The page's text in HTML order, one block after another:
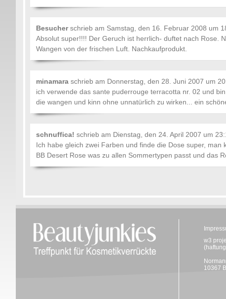
Besucher schrieb am Samstag, den 16. Februar 2008 um
Absolut super!!!! Der Geruch ist herrlich- duftet nach Rose.
Wangen von der frischen Luft. Nachkaufprodukt.
minamara schrieb am Donnerstag, den 28. Juni 2007 um
ich verwende das sante puderrouge terracotta nr. 02 und
die wangen und kinn ohne unnatürlich zu wirken... ein
schnuffica! schrieb am Dienstag, den 24. April 2007 um
Ich habe gleich zwei Farben und finde die Dose super,
BB Desert Rose was zu allen Sommertypen passt und das
w3
10367